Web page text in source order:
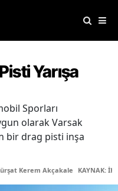
Yarışa
Sporları
olarak Varsak
bir drag pisti inşa
Kerem Akçakale KAYNAK: